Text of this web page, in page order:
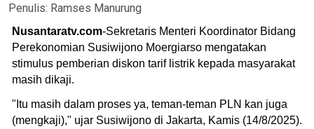
Penulis: Ramses Manurung
Nusantaratv.com-Sekretaris Menteri Koordinator Bidang
Perekonomian Susiwijono Moergiarso mengatakan
stimulus pemberian diskon tarif listrik kepada masyarakat
masih dikaji.
"Itu masih dalam proses ya, teman-teman PLN kan juga
(mengkaji)," ujar Susiwijono di Jakarta, Kamis (14/8/2025).